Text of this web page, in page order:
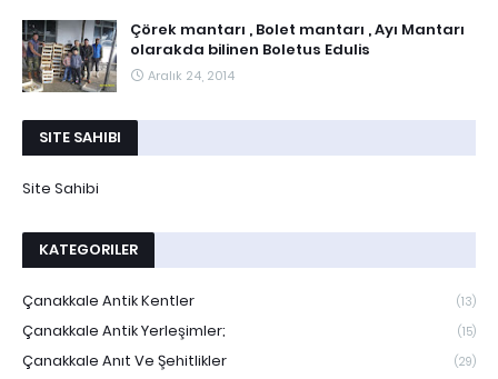
Çörek mantarı , Bolet mantarı , Ayı Mantarı
olarakda bilinen Boletus Edulis
Aralık 24, 2014
SITE SAHIBI
Site Sahibi
KATEGORILER
Çanakkale Antik Kentler (13)
Çanakkale Antik Yerleşimler; (15)
Çanakkale Anıt Ve Şehitlikler (29)